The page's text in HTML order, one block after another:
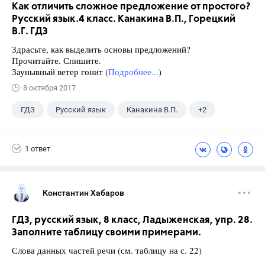
Как отличить сложное предложение от простого?
Русский язык.4 класс. Канакина В.П., Горецкий
В.Г. ГДЗ
Здрасьте, как выделить основы предложений?
Прочитайте. Спишите.
Заунывный ветер гонит (Подробнее...)
8 октября 2017
ГДЗ Русский язык Канакина В.П. +2
1 ответ
Константин Хабаров
ГДЗ, русский язык, 8 класс, Ладыженская, упр. 28.
Заполните таблицу своими примерами.
Слова данных частей речи (см. таблицу на с. 22)